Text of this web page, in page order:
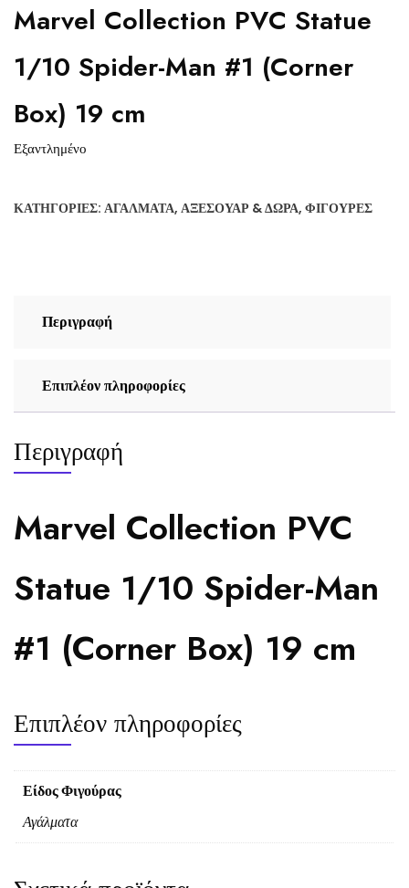
Marvel Collection PVC Statue
1/10 Spider-Man #1 (Corner
Box) 19 cm
Εξαντλημένο
ΚΑΤΗΓΟΡΊΕΣ: ΑΓΆΛΜΑΤΑ, ΑΞΕΣΟΥΆΡ & ΔΏΡΑ, ΦΙΓΟΎΡΕΣ
Περιγραφή
Επιπλέον πληροφορίες
Περιγραφή
Marvel Collection PVC
Statue 1/10 Spider-Man
#1 (Corner Box) 19 cm
Επιπλέον πληροφορίες
Είδος Φιγούρας
Αγάλματα